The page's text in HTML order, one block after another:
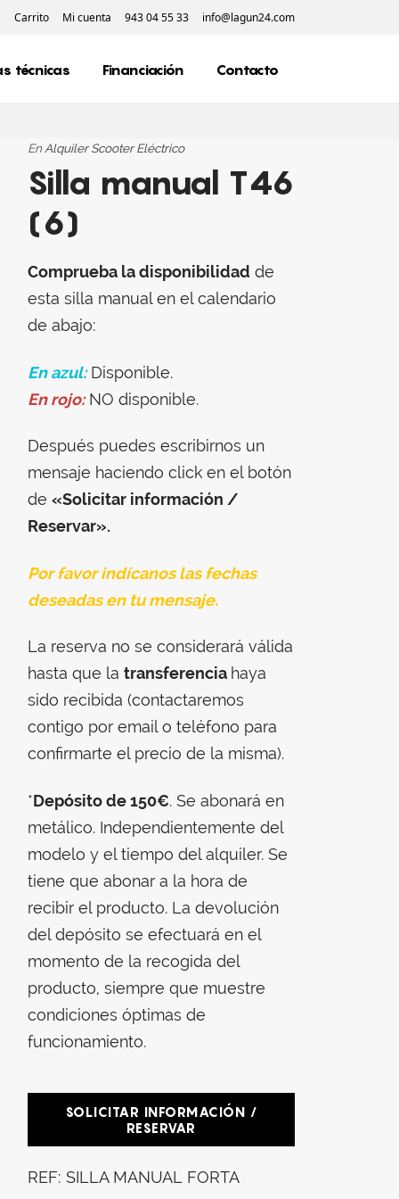
Carrito Mi cuenta 943 04 55 33 info@lagun24.com
técnicas Financiación Contacto
En Alquiler Scooter Eléctrico
Silla manual T46
(6)
Comprueba la disponibilidad de
esta silla manual en el calendario
de abajo:
En azul:Disponible.
En rojo:NO disponible.
Después puedes escribirnos un
mensaje haciendo click en el botón
de «Solicitar información /
Reservar».
Por favor indícanos las fechas
deseadas en tu mensaje.
La reserva no se considerará válida
hasta que la transferencia haya
sido recibida (contactaremos
contigo por email o teléfono para
confirmarte el precio de la misma).
*Depósito de 150€. Se abonará en
metálico. Independientemente del
modelo y el tiempo del alquiler. Se
tiene que abonar a la hora de
recibir el producto. La devolución
del depósito se efectuará en el
momento de la recogida del
producto, siempre que muestre
condiciones óptimas de
funcionamiento.
SOLICITAR INFORMACIÓN /
RESERVAR
REF: SILLA MANUAL FORTA